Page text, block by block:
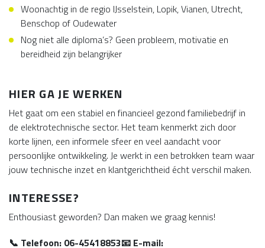
Woonachtig in de regio IJsselstein, Lopik, Vianen, Utrecht,
Benschop of Oudewater
Nog niet alle diploma’s? Geen probleem, motivatie en
bereidheid zijn belangrijker
HIER GA JE WERKEN
Het gaat om een stabiel en financieel gezond familiebedrijf in
de elektrotechnische sector. Het team kenmerkt zich door
korte lijnen, een informele sfeer en veel aandacht voor
persoonlijke ontwikkeling. Je werkt in een betrokken team waar
jouw technische inzet en klantgerichtheid écht verschil maken.
INTERESSE?
Enthousiast geworden? Dan maken we graag kennis!
📞 Telefoon: 06-45418853📧 E-mail: